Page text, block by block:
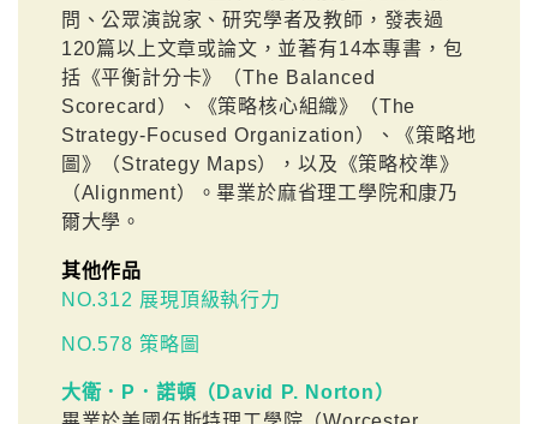
問、公眾演說家、研究學者及教師，發表過
120篇以上文章或論文，並著有14本專書，包
括《平衡計分卡》（The Balanced
Scorecard）、《策略核心組織》（The
Strategy-Focused Organization）、《策略地
圖》（Strategy Maps），以及《策略校準》
（Alignment）。畢業於麻省理工學院和康乃
爾大學。
其他作品
NO.312 展現頂級執行力
NO.578 策略圖
大衛．P．諾頓（David P. Norton）